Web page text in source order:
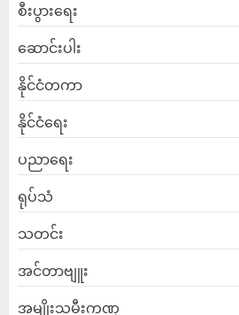
စီးပွားရေး
ဆောင်းပါး
နိုင်ငံတကာ
နိုင်ငံရေး
ပညာရေး
ရုပ်သံ
သတင်း
အင်တာဗျူး
အမျိုးသမီးကဏ္ဍ